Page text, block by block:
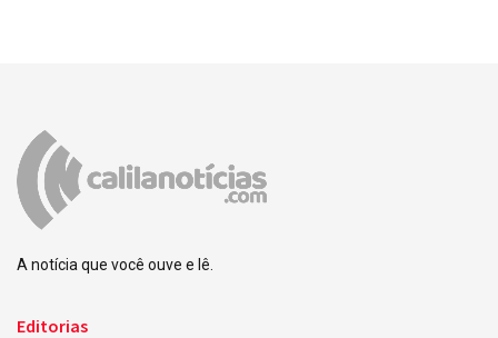
A notícia que você ouve e lê.
Editorias